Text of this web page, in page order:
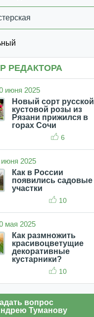
РЕДАКТОРА
июня 2025
Новый сорт русской
кустовой розы из
Рязани прижился в
горах Сочи
6
июня 2025
Как в России
появились садовые
участки
10
мая 2025
Как размножить
красивоцветущие
декоративные
кустарники?
10
вопрос
Туманову